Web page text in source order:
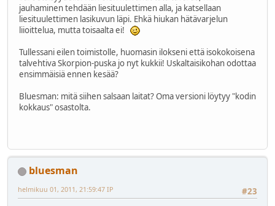
jauhaminen tehdään liesituulettimen alla, ja katsellaan
liesituulettimen lasikuvun läpi. Ehkä hiukan hätävarjelun
liioittelua, mutta toisaalta ei!
Tullessani eilen toimistolle, huomasin ilokseni että isokokoisena
talvehtiva Skorpion-puska jo nyt kukkii! Uskaltaisikohan odottaa
ensimmäisiä ennen kesää?
Bluesman: mitä siihen salsaan laitat? Oma versioni löytyy "kodin
kokkaus" osastolta.
bluesman
#23
helmikuu 01, 2011, 21:59:47 IP